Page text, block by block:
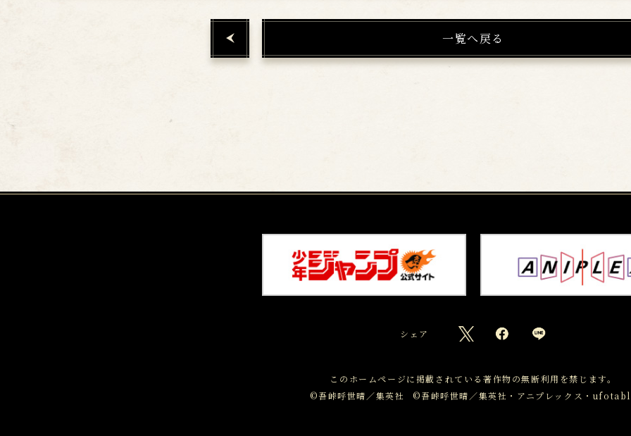
一覧へ戻る
シェア
このホームページに掲載されている著作物の無断利用を禁じます。
©吾峠呼世晴／集英社
©吾峠呼世晴／集英社・アニプレックス・